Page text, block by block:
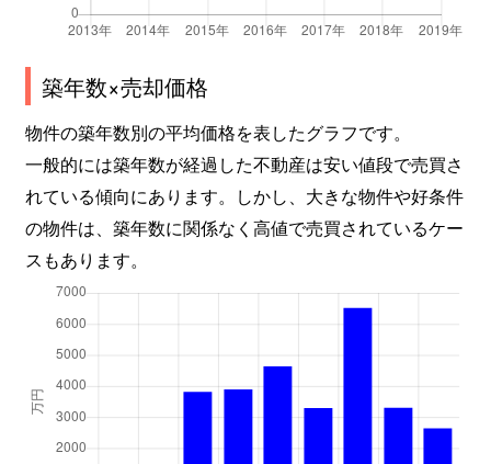
築年数×売却価格
物件の築年数別の平均価格を表したグラフです。
一般的には築年数が経過した不動産は安い値段で売買さ
れている傾向にあります。しかし、大きな物件や好条件
の物件は、築年数に関係なく高値で売買されているケー
スもあります。